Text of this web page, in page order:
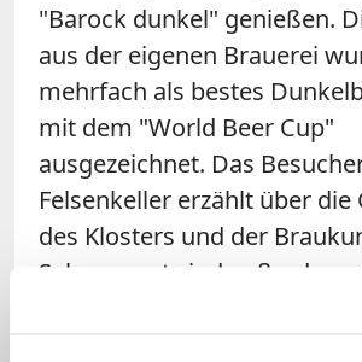
"Barock dunkel" genießen.
aus der eigenen Brauerei
mehrfach als bestes
mit dem "World Beer Cup"
ausgezeichnet. Das
Felsenkeller erzählt über die
des Klosters und der
Sehenswert sind außerdem
Klosterladen und die